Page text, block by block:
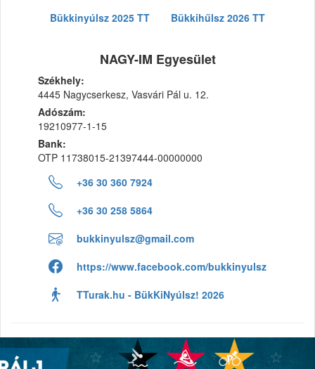
Bükkinyúlsz 2025 TT Bükkihűlsz 2026 TT
NAGY-IM Egyesület
Székhely:
4445 Nagycserkesz, Vasvári Pál u. 12.
Adószám:
19210977-1-15
Bank:
OTP 11738015-21397444-00000000
+36 30 360 7924
+36 30 258 5864
bukkinyulsz@gmail.com
https://www.facebook.com/bukkinyulsz
TTurak.hu - BükKiNyúlsz! 2026